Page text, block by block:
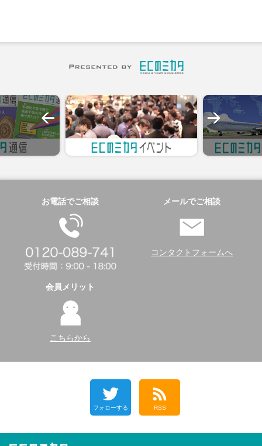
お電話でご相談 メールでご相談
コンタクトフォームへ
会員メリット
こちらから
フォローする RSS